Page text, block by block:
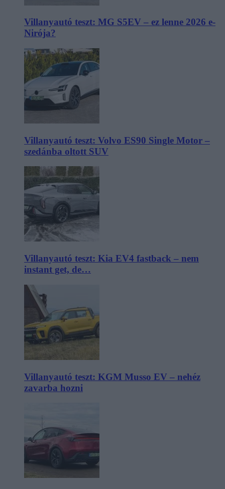
Villanyautó teszt: MG S5EV – ez lenne 2026 e-
Nirója?
Villanyautó teszt: Volvo ES90 Single Motor –
szedánba oltott SUV
Villanyautó teszt: Kia EV4 fastback – nem
instant get, de…
Villanyautó teszt: KGM Musso EV – nehéz
zavarba hozni